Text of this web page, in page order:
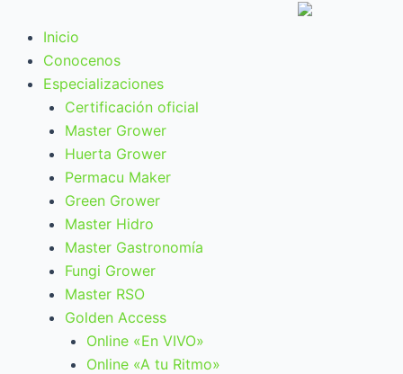
contenido
Inicio
Conocenos
Especializaciones
Certificación oficial
Master Grower
Huerta Grower
Permacu Maker
Green Grower
Master Hidro
Master Gastronomía
Fungi Grower
Master RSO
Golden Access
Online «En VIVO»
Online «A tu Ritmo»